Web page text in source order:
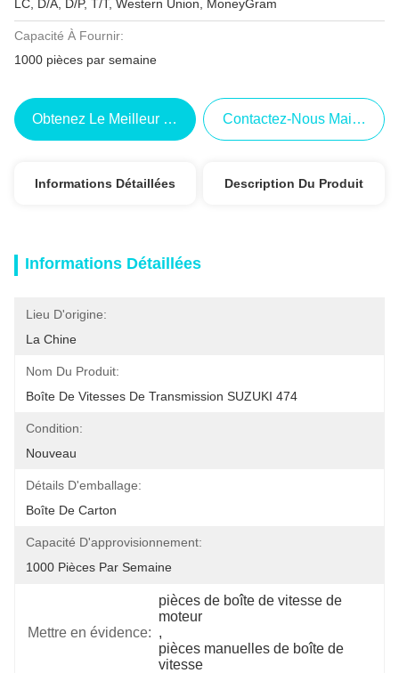
LC, D/A, D/P, T/T, Western Union, MoneyGram
Capacité À Fournir:
1000 pièces par semaine
Obtenez Le Meilleur Prix Contactez-Nous Maintenant
Informations Détaillées Description Du Produit
Informations Détaillées
Lieu D'origine:
La Chine
Nom Du Produit:
Boîte De Vitesses De Transmission SUZUKI 474
Condition:
Nouveau
Détails D'emballage:
Boîte De Carton
Capacité D'approvisionnement:
1000 Pièces Par Semaine
Mettre en évidence:
pièces de boîte de vitesse de
moteur
,
pièces manuelles de boîte de
vitesse